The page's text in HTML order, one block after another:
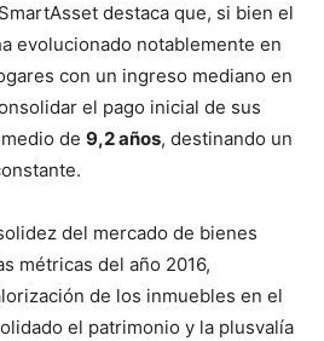
destaca que, si bien el
evolucionado notablemente en
con un ingreso mediano en
el pago inicial de sus
de 9,2 años, destinando un
del mercado de bienes
métricas del año 2016,
de los inmuebles en el
el patrimonio y la plusvalía